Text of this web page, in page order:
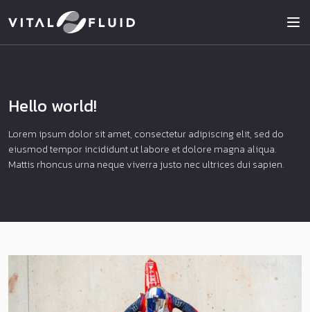
Hello world!
Lorem ipsum dolor sit amet, consectetur adipiscing elit, sed do
eiusmod tempor incididunt ut labore et dolore magna aliqua.
Mattis rhoncus urna neque viverra justo nec ultrices dui sapien.